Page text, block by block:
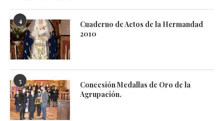
4
Cuaderno de Actos de la Hermandad
2010
5
Concesión Medallas de Oro de la
Agrupación.